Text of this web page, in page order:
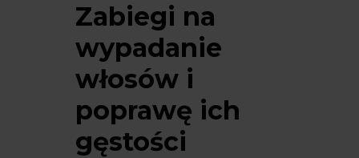
Zabiegi na
wypadanie
włosów i
poprawę ich
gęstości